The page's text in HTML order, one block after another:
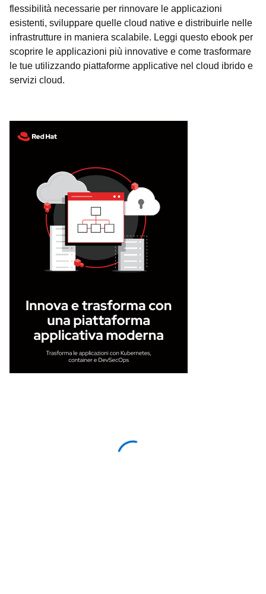
flessibilità necessarie per rinnovare le applicazioni
esistenti, sviluppare quelle cloud native e distribuirle nelle
infrastrutture in maniera scalabile. Leggi questo ebook per
scoprire le applicazioni più innovative e come trasformare
le tue utilizzando piattaforme applicative nel cloud ibrido e
servizi cloud.